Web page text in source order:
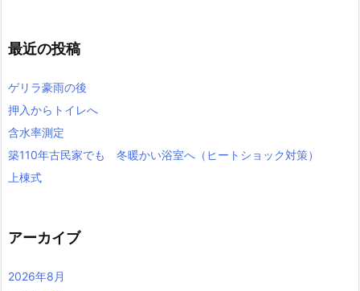
最近の投稿
ゲリラ豪雨の後
押入からトイレへ
含水率測定
築110年古民家でも 冬暖かい浴室へ（ヒートショック対策）
上棟式
アーカイブ
2026年8月